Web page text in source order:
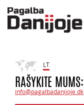
LT
RAŠYKITE MUMS:
info@pagalbadanijoje.dk